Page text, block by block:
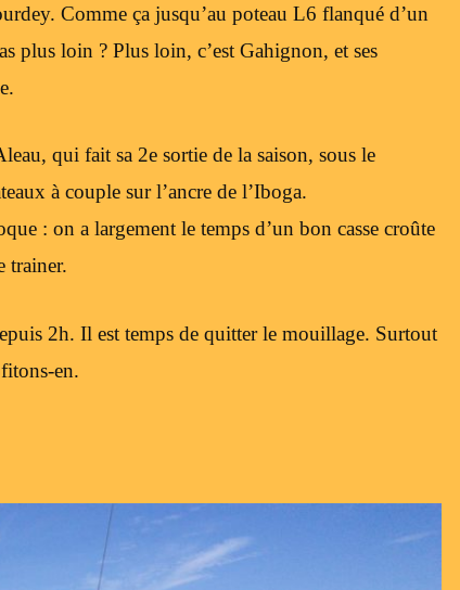
Comme ça jusqu’au poteau L6 flanqué d’un
plus loin ? Plus loin, c’est Gahignon, et ses
qui fait sa 2e sortie de la saison, sous le
à couple sur l’ancre de l’Iboga.
: on a largement le temps d’un bon casse croûte
trainer.
2h. Il est temps de quitter le mouillage. Surtout
en.